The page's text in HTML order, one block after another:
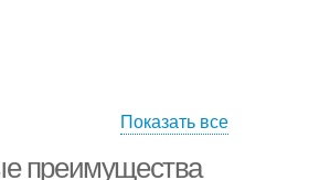
Показать все
преимущества